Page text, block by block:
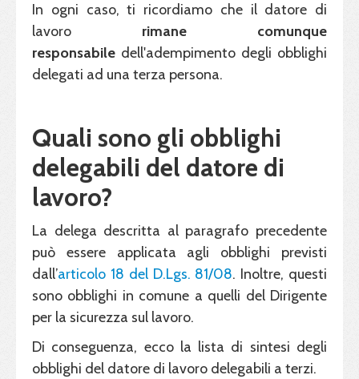
In ogni caso, ti ricordiamo che il datore di
lavoro rimane comunque
responsabile dell'adempimento degli obblighi
delegati ad una terza persona.
Quali sono gli obblighi
delegabili del datore di
lavoro?
La delega descritta al paragrafo precedente
può essere applicata agli obblighi previsti
dall’articolo 18 del D.Lgs. 81/08. Inoltre, questi
sono obblighi in comune a quelli del Dirigente
per la sicurezza sul lavoro.
Di conseguenza, ecco la lista di sintesi degli
obblighi del datore di lavoro delegabili a terzi.